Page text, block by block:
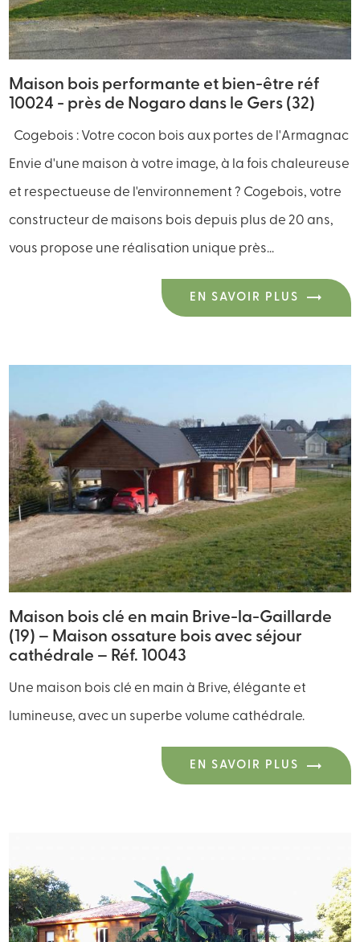
Maison bois performante et bien-être réf
10024 - près de Nogaro dans le Gers (32)
Cogebois : Votre cocon bois aux portes de l'Armagnac
Envie d'une maison à votre image, à la fois chaleureuse
et respectueuse de l'environnement ? Cogebois, votre
constructeur de maisons bois depuis plus de 20 ans,
vous propose une réalisation unique près...
EN SAVOIR PLUS
Maison bois clé en main Brive-la-Gaillarde
(19) – Maison ossature bois avec séjour
cathédrale – Réf. 10043
Une maison bois clé en main à Brive, élégante et
lumineuse, avec un superbe volume cathédrale.
EN SAVOIR PLUS